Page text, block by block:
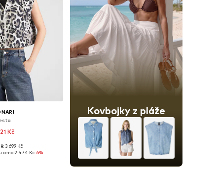
Kč
S, M, L, XL, XXL
3 699 Kč
cena:2 474 Kč-6%
Kovbojky z pláže